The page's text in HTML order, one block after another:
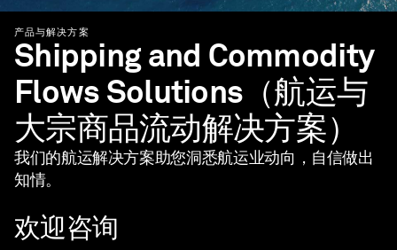
产品与解决方案
Shipping and Commodity
Flows Solutions（航运与
大宗商品流动解决方案）
我们的航运解决方案助您洞悉航运业动向，自信做出
知情。
欢迎咨询